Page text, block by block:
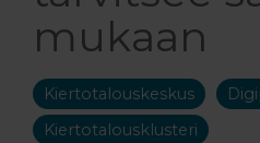
mukaan
Kiertotalouskeskus
Kiertotalousklusteri